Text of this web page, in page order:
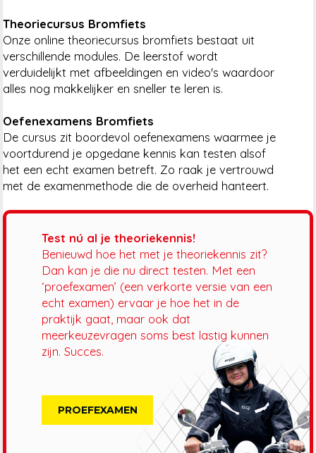
Theoriecursus Bromfiets
Onze online theoriecursus bromfiets bestaat uit
verschillende modules. De leerstof wordt
verduidelijkt met afbeeldingen en video's waardoor
alles nog makkelijker en sneller te leren is.
Oefenexamens Bromfiets
De cursus zit boordevol oefenexamens waarmee je
voortdurend je opgedane kennis kan testen alsof
het een echt examen betreft. Zo raak je vertrouwd
met de examenmethode die de overheid hanteert.
Test nú al je theoriekennis!
Benieuwd hoe het met je theoriekennis zit?
Dan kan je die nu direct testen. Met een
‘proefexamen’ (een verkorte versie van een
echt examen) ervaar je hoe het in de
praktijk gaat, maar ook dat
meerkeuzevragen soms best lastig kunnen
zijn. Succes.
PROEFEXAMEN